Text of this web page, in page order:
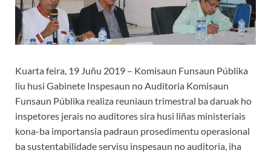
Kuarta feira, 19 Juñu 2019 – Komisaun Funsaun Públika
liu husi Gabinete Inspesaun no Auditoria Komisaun
Funsaun Públika realiza reuniaun trimestral ba daruak ho
inspetores jerais no auditores sira husi liñas ministeriais
kona-ba importansia padraun prosedimentu operasional
ba sustentabilidade servisu inspesaun no auditoria, iha